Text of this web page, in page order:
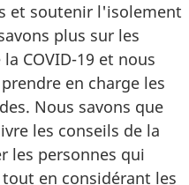
et soutenir l'isolement
plus sur les
COVID-19 et nous
en charge les
Nous savons que
les conseils de la
les personnes qui
en considérant les